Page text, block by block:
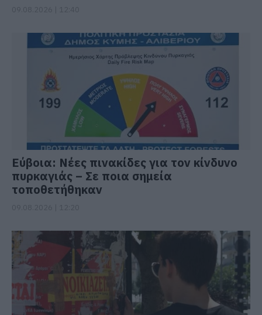
Εύβοια: Νέες πινακίδες για τον κίνδυνο
πυρκαγιάς – Σε ποια σημεία
τοποθετήθηκαν